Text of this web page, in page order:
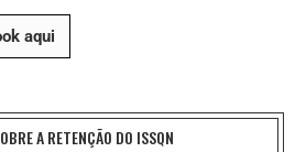
aqui
A RETENÇÃO DO ISSQN